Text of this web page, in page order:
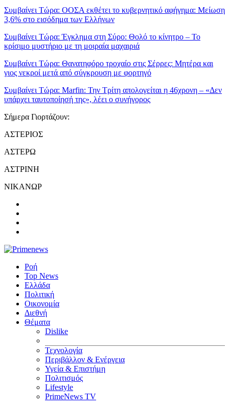
Συμβαίνει Τώρα: ΟΟΣΑ εκθέτει το κυβερνητικό αφήγημα: Μείωση
3,6% στο εισόδημα των Ελλήνων
Συμβαίνει Τώρα: Έγκλημα στη Σύρο: Θολό το κίνητρο – Το
κρίσιμο μυστήριο με τη μοιραία μαχαιριά
Συμβαίνει Τώρα: Θανατηφόρο τροχαίο στις Σέρρες: Μητέρα και
γιος νεκροί μετά από σύγκρουση με φορτηγό
Συμβαίνει Τώρα: Marfin: Την Τρίτη απολογείται η 46χρονη – «Δεν
υπάρχει ταυτοποίησή της», λέει ο συνήγορος
Σήμερα Γιορτάζουν:
ΑΣΤΕΡΙΟΣ
ΑΣΤΕΡΩ
ΑΣΤΡΙΝΗ
ΝΙΚΑΝΩΡ
Ροή
Top News
Ελλάδα
Πολιτική
Οικονομία
Διεθνή
Θέματα
Dislike
Τεχνολογία
Περιβάλλον & Ενέργεια
Υγεία & Επιστήμη
Πολιτισμός
Lifestyle
PrimeNews TV